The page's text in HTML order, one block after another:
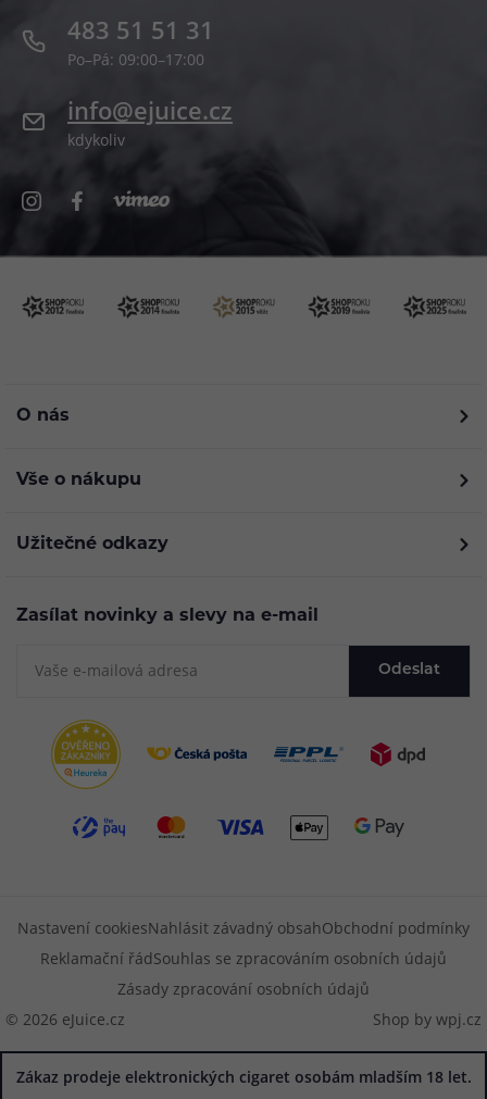
483 51 51 31
Po–Pá: 09:00–17:00
info@ejuice.cz
kdykoliv
O nás
Vše o nákupu
Užitečné odkazy
Zasílat novinky a slevy na e-mail
Odeslat
© 2026 eJuice.cz
Nastavení cookiesNahlásit závadný obsahObchodní podmínky
Reklamační řádSouhlas se zpracováním osobních údajů
Zásady zpracování osobních údajů
Shop by wpj.cz
Zákaz prodeje elektronických cigaret osobám mladším 18 let.